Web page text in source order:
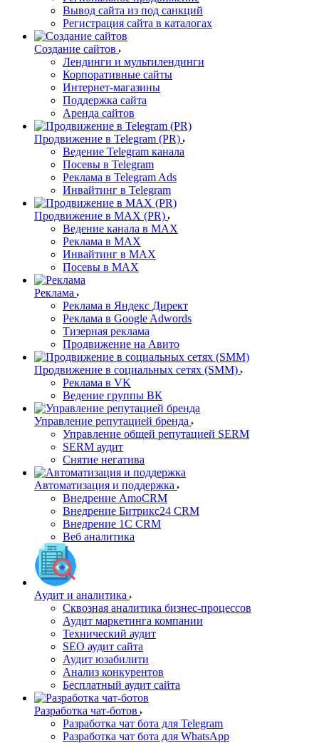
Вывод сайта из под санкций
Регистрация сайта в каталогах
Создание сайтов
Лендинги и мультилендинги
Корпоративные сайты
Интернет-магазины
Поддержка сайта
Аренда сайтов
Продвижение в Telegram (PR)
Ведение Telegram канала
Посевы в Telegram
Реклама в Telegram Ads
Инвайтинг в Telegram
Продвижение в MAX (PR)
Ведение канала в MAX
Реклама в MAX
Инвайтинг в MAX
Посевы в MAX
Реклама
Реклама в Яндекс Директ
Реклама в Google Adwords
Тизерная реклама
Продвижение на Авито
Продвижение в социальных сетях (SMM)
Реклама в VK
Ведение группы ВК
Управление репутацией бренда
Управление общей репутацией SERM
SERM аудит
Снятие негатива
Автоматизация и поддержка
Внедрение AmoCRM
Внедрение Битрикс24 CRM
Внедрение 1C CRM
Веб аналитика
Аудит и аналитика
Сквозная аналитика бизнес-процессов
Аудит маркетинга компании
Технический аудит
SEO аудит сайта
Аудит юзабилити
Анализ конкурентов
Бесплатный аудит сайта
Разработка чат-ботов
Разработка чат бота для Telegram
Разработка чат бота для WhatsApp